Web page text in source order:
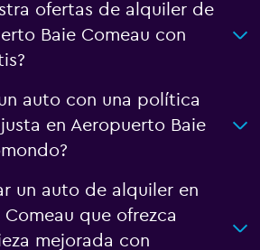
ofertas de alquiler de
Baie Comeau con
auto con una política
en Aeropuerto Baie
un auto de alquiler en
que ofrezca
mejorada con